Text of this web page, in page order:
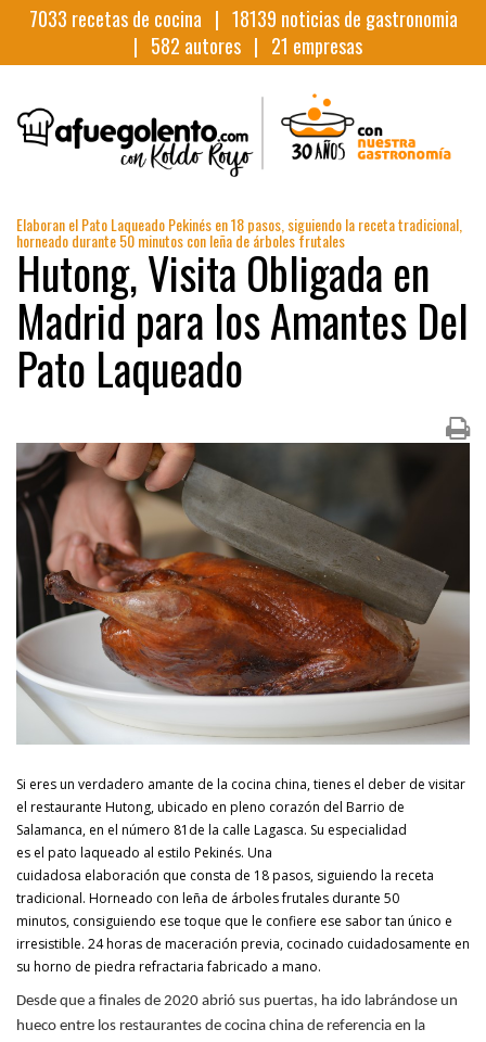
7033 recetas de cocina | 18139 noticias de gastronomia
| 582 autores | 21 empresas
Elaboran el Pato Laqueado Pekinés en 18 pasos, siguiendo la receta tradicional,
horneado durante 50 minutos con leña de árboles frutales
Hutong, Visita Obligada en
Madrid para los Amantes Del
Pato Laqueado
Si eres un verdadero amante de la cocina china, tienes el deber de visitar
el restaurante Hutong, ubicado en pleno corazón del Barrio de
Salamanca, en el número 81de la calle Lagasca. Su especialidad
es el pato laqueado al estilo Pekinés. Una
cuidadosa elaboración que consta de 18 pasos, siguiendo la receta
tradicional. Horneado con leña de árboles frutales durante 50
minutos, consiguiendo ese toque que le confiere ese sabor tan único e
irresistible. 24 horas de maceración previa, cocinado cuidadosamente en
su horno de piedra refractaria fabricado a mano.
Desde que a finales de 2020 abrió sus puertas, ha ido labrándose un
hueco entre los restaurantes de cocina china de referencia en la